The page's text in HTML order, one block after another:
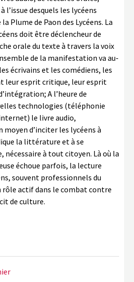
LA COPIE PRIVÉE
NUMÉRIQUE
PRIVÉE
RAPPORT 2019 DE L’ACTION
CULTURELLE
CONTACTS
l’issue desquels les lycéens
Plume de Paon des Lycéens. La
doit être déclencheur de
orale du texte à travers la voix
de la manifestation va au-
écrivains et les comédiens, les
leur esprit critique, leur esprit
A l’heure de
technologies (téléphonie
le livre audio,
d’inciter les lycéens à
la littérature et à se
à tout citoyen. Là où la
échoue parfois, la lecture
souvent professionnels du
actif dans le combat contre
de culture.